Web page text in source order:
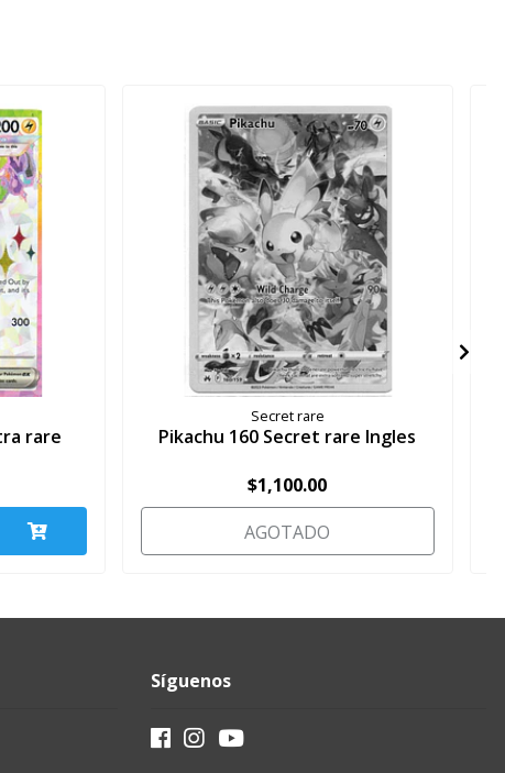
rare
Secret rare
Pikachu 160 Secret rare Ingles
$1,100.00
AGOTADO
Síguenos